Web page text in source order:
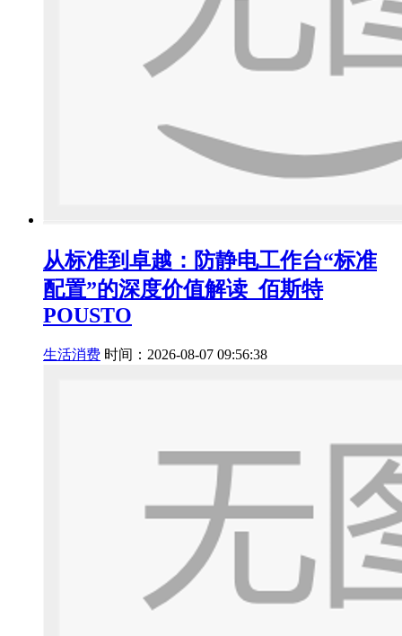
从标准到卓越：防静电工作台“标准
配置”的深度价值解读_佰斯特
POUSTO
生活消费 时间：2026-08-07 09:56:38